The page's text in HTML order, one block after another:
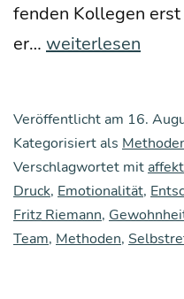
fen­den Kol­le­gen
er… Metho­
Selbst­
re­
fle­
xi­
on:
weiterlesen
Veröffentlicht am 16.
Kategorisiert als
Verschlagwortet mit
Druck, Emotionalität,
Fritz Riemann,
Team, Methoden,